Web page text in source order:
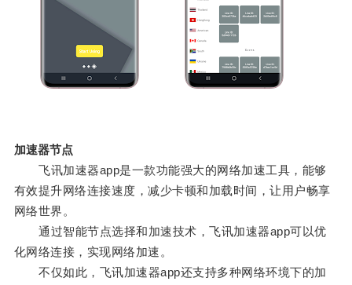
加速器节点
飞讯加速器app是一款功能强大的网络加速工具，能够
有效提升网络连接速度，减少卡顿和加载时间，让用户畅享
网络世界。
通过智能节点选择和加速技术，飞讯加速器app可以优
化网络连接，实现网络加速。
不仅如此，飞讯加速器app还支持多种网络环境下的加